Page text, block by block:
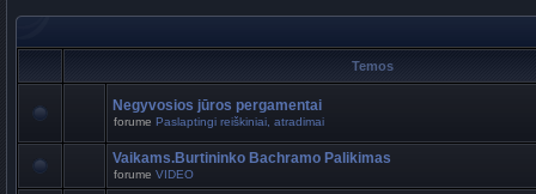
Temos
Negyvosios jūros pergamentai
forume Paslaptingi reiškiniai, atradimai
Vaikams.Burtininko Bachramo Palikimas
forume VIDEO